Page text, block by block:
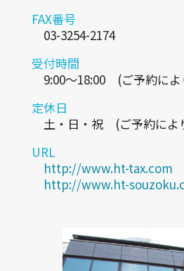
FAX番号
03-3254-2174
受付時間
9:00～18:00 (ご予約によ
定休日
土・日・祝 (ご予約によ
URL
http://www.ht-tax.com
http://www.ht-